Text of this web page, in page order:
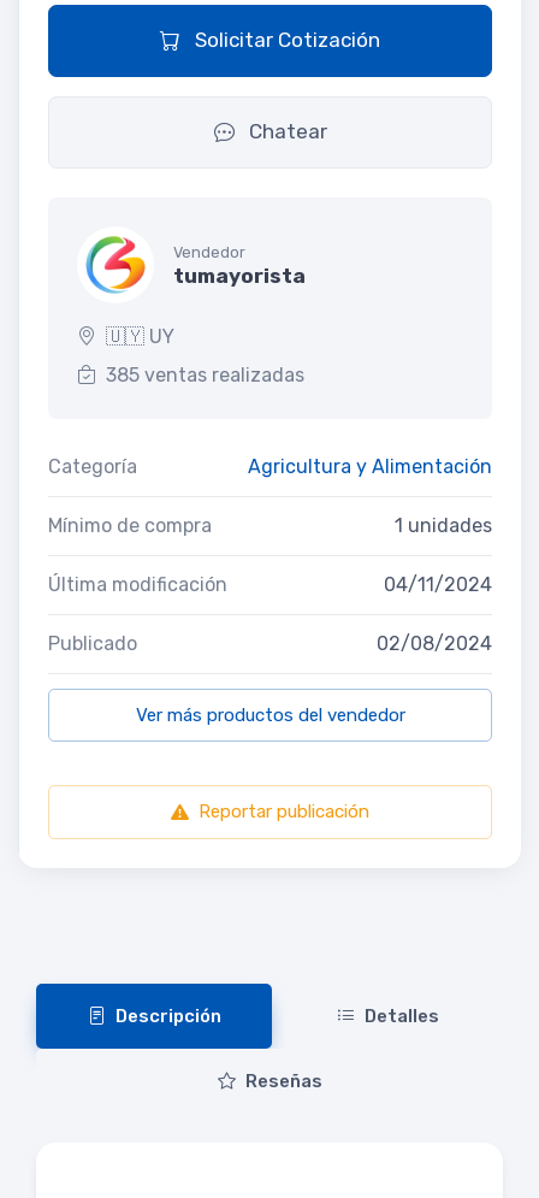
Solicitar Cotización
Chatear
Vendedor
tumayorista
🇺🇾 UY
385 ventas realizadas
Categoría Agricultura y Alimentación
Mínimo de compra 1 unidades
Última modificación 04/11/2024
Publicado 02/08/2024
Ver más productos del vendedor
Reportar publicación
Descripción Detalles
Reseñas